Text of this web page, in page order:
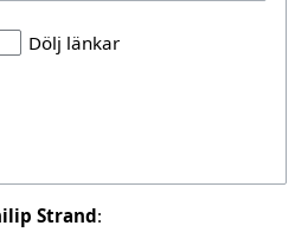
Dölj länkar
Strand: